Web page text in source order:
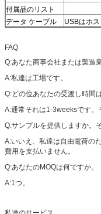
付属品のリスト
データ ケーブル
USBはホ
FAQ
Q:あなた商事会社または製造
A:私達は工場です。
Q:どの位あなたの受渡し時間
A:通常それは1-3weeksです。
Q:サンプルを提供しますか。
A:いいえ、私達は自由電荷の
費用を支払いません。
Q:あなたのMOQは何ですか。
A:1つ。